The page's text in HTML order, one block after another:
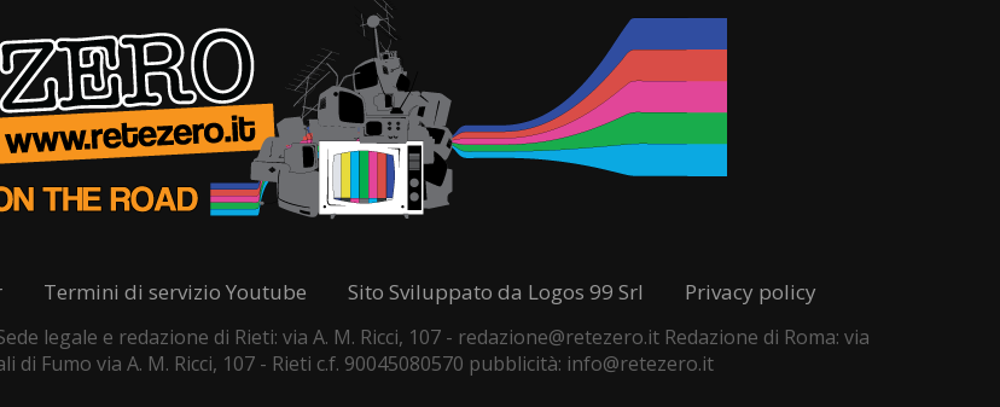
Termini di servizio Youtube Sito Sviluppato da Logos 99 Srl Privacy policy
legale e redazione di Rieti: via A. M. Ricci, 107 - redazione@retezero.it Redazione di Roma: via
di Fumo via A. M. Ricci, 107 - Rieti c.f. 90045080570 pubblicità: info@retezero.it